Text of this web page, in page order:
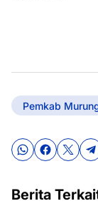
Pemkab
Berita